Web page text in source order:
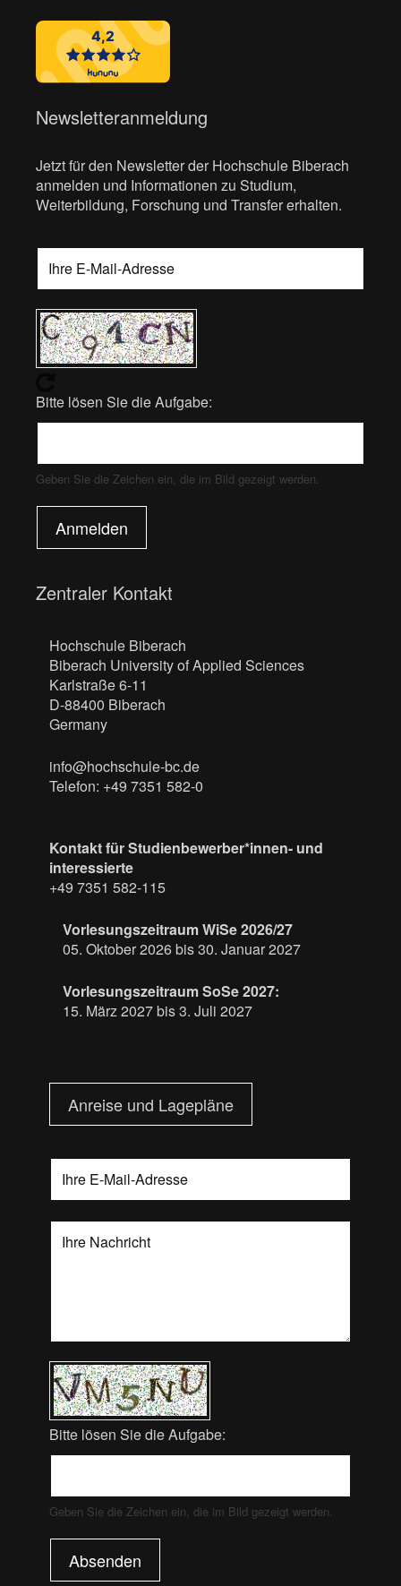
Newsletteranmeldung
Jetzt für den Newsletter der Hochschule Biberach
anmelden und Informationen zu Studium,
Weiterbildung, Forschung und Transfer erhalten.
Bitte lösen Sie die Aufgabe:
Geben Sie die Zeichen ein, die im Bild gezeigt werden.
Anmelden
Zentraler Kontakt
Hochschule Biberach
Biberach University of Applied Sciences
Karlstraße 6-11
D-88400 Biberach
Germany
info@hochschule-bc.de
Telefon: +49 7351 582-0
Kontakt für Studienbewerber*innen- und
interessierte
+49 7351 582-115
Vorlesungszeitraum WiSe 2026/27
05. Oktober 2026 bis 30. Januar 2027
Vorlesungszeitraum SoSe 2027:
15. März 2027 bis 3. Juli 2027
Anreise und Lagepläne
Bitte lösen Sie die Aufgabe:
Geben Sie die Zeichen ein, die im Bild gezeigt werden.
Absenden